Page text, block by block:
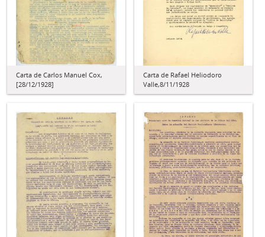
Carta de Carlos Manuel Cox,
[28/12/1928]
Carta de Rafael Heliodoro
Valle,8/11/1928